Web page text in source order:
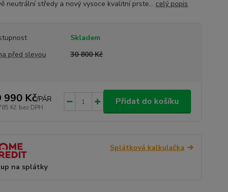
neutrální středy a nový vysoce kvalitní prste... celý popis
Skladem
před slevou
30 800 Kč
990 Kč/PÁR
Kč bez DPH
Přidat do košíku
Splátková kalkulačka
na splátky